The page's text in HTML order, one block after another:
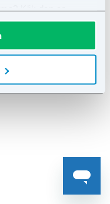
Klik dan op
Check onze
niet? Geen
plaatsen we alleen de
cookies. Je kunt je